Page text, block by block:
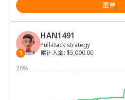
跟单
3
HAN1491
Pull-Back strategy
累计入金: $5,000.00
26%